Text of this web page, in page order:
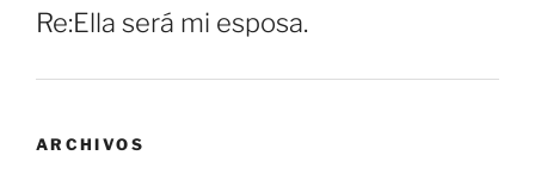
Re:Ella será mi esposa.
ARCHIVOS